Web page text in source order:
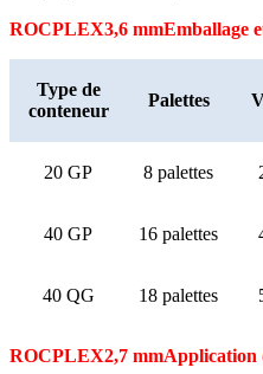
ROCPLEX3,6 mmEmballage
Type de
conteneur
Palettes
20 GP 8 palettes
40 GP 16 palettes
40 QG 18 palettes
ROCPLEX2,7 mmApplication